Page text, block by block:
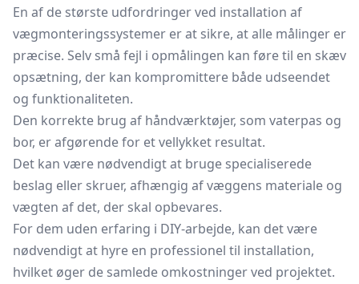
En af de største udfordringer ved installation af
vægmonteringssystemer er at sikre, at alle målinger er
præcise. Selv små fejl i opmålingen kan føre til en skæv
opsætning, der kan kompromittere både udseendet
og funktionaliteten.
Den korrekte brug af håndværktøjer, som vaterpas og
bor, er afgørende for et vellykket resultat.
Det kan være nødvendigt at bruge specialiserede
beslag eller skruer, afhængig af væggens materiale og
vægten af det, der skal opbevares.
For dem uden erfaring i DIY-arbejde, kan det være
nødvendigt at hyre en professionel til installation,
hvilket øger de samlede omkostninger ved projektet.